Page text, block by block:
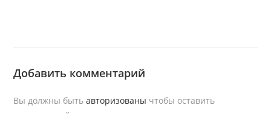
Добавить комментарий
Вы должны бытьавторизованы чтобы оставить